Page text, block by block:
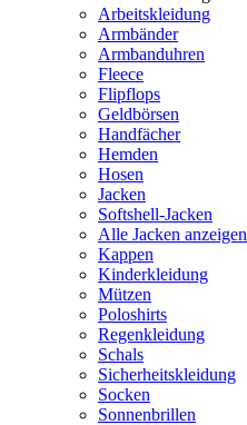
Arbeitskleidung
Armbänder
Armbanduhren
Fleece
Flipflops
Geldbörsen
Handfächer
Hemden
Hosen
Jacken
Softshell-Jacken
Alle Jacken anzeigen
Kappen
Kinderkleidung
Mützen
Poloshirts
Regenkleidung
Schals
Sicherheitskleidung
Socken
Sonnenbrillen